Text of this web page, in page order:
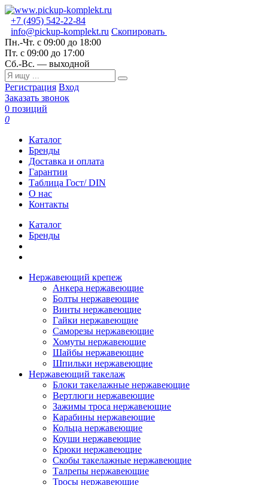
+7 (495) 542-22-84
info@pickup-komplekt.ru Скопировать
Пн.-Чт. с 09:00 до 18:00
Пт. с 09:00 до 17:00
Сб.-Вс. — выходной
Регистрация Вход
Заказать звонок
0 позиций
0
Каталог
Бренды
Доставка и оплата
Гарантии
Таблица Гост/ DIN
О нас
Контакты
Каталог
Бренды
Нержавеющий крепеж
Анкера нержавеющие
Болты нержавеющие
Винты нержавеющие
Гайки нержавеющие
Саморезы нержавеющие
Хомуты нержавеющие
Шайбы нержавеющие
Шпильки нержавеющие
Нержавеющий такелаж
Блоки такелажные нержавеющие
Вертлюги нержавеющие
Зажимы троса нержавеющие
Карабины нержавеющие
Кольца нержавеющие
Коуши нержавеющие
Крюки нержавеющие
Скобы такелажные нержавеющие
Талрепы нержавеющие
Тросы нержавеющие